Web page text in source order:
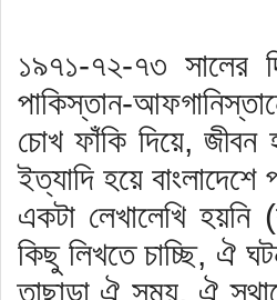
১৯৭১-৭২-৭৩ সালের
পাকিস্তান-
চোখ ফাঁকি দিয়ে, জীবন
ইত্যাদি হয়ে
একটা লেখালেখি
কিছু লিখতে চাচ্ছি, ঐ
তাছাড়া ঐ সময়, ঐ